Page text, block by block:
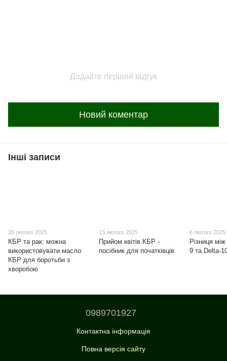
Додайте перший відгук
Новий коментар
Інші записи
26 лютого 2025
КБР та рак: можна
використовувати масло
КБР для боротьби з
хворобою
13 лютого 2025
Прийом квітів КБР -
посібник для початківців
6 лютого 2025
Різниця
9 та Delta-
0989701927
Контактна інформація
Повна версія сайту